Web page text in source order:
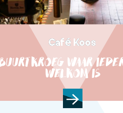
Café Koos
WAAR
WELKOM IS